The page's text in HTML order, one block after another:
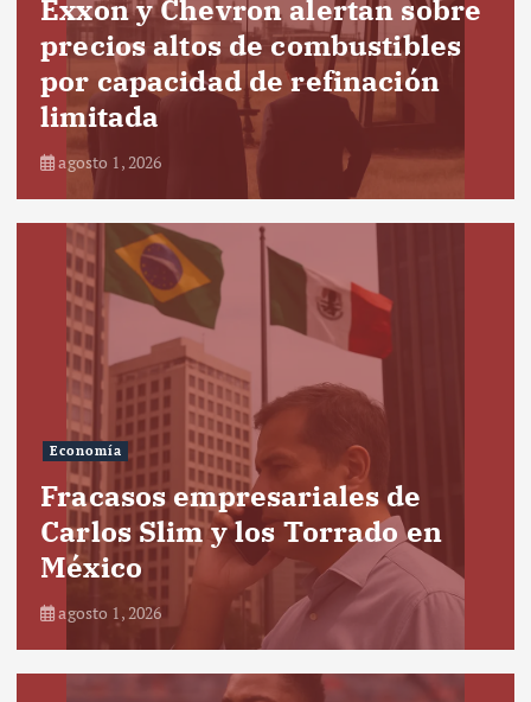
Exxon y Chevron alertan sobre
precios altos de combustibles
por capacidad de refinación
limitada
agosto 1, 2026
Economía
Fracasos empresariales de
Carlos Slim y los Torrado en
México
agosto 1, 2026